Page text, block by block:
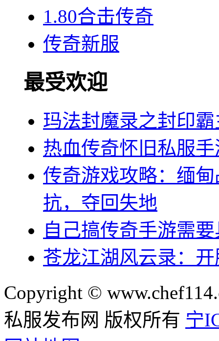
1.80合击传奇
传奇新服
最受欢迎
玛法封魔录之封印
热血传奇怀旧私服
传奇游戏攻略：缅
抗，夺回失地
自己搞传奇手游需
苍龙江湖风云录：
Copyright ©
私服发布网 版权所有 宁